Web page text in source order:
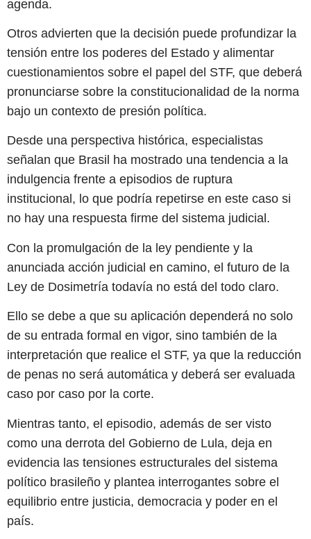
agenda.
Otros advierten que la decisión puede profundizar la
tensión entre los poderes del Estado y alimentar
cuestionamientos sobre el papel del STF, que deberá
pronunciarse sobre la constitucionalidad de la norma
bajo un contexto de presión política.
Desde una perspectiva histórica, especialistas
señalan que Brasil ha mostrado una tendencia a la
indulgencia frente a episodios de ruptura
institucional, lo que podría repetirse en este caso si
no hay una respuesta firme del sistema judicial.
Con la promulgación de la ley pendiente y la
anunciada acción judicial en camino, el futuro de la
Ley de Dosimetría todavía no está del todo claro.
Ello se debe a que su aplicación dependerá no solo
de su entrada formal en vigor, sino también de la
interpretación que realice el STF, ya que la reducción
de penas no será automática y deberá ser evaluada
caso por caso por la corte.
Mientras tanto, el episodio, además de ser visto
como una derrota del Gobierno de Lula, deja en
evidencia las tensiones estructurales del sistema
político brasileño y plantea interrogantes sobre el
equilibrio entre justicia, democracia y poder en el
país.